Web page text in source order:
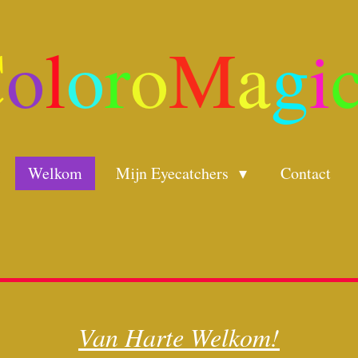
oloroMagi
Welkom Mijn Eyecatchers Contact
Van Harte Welkom!